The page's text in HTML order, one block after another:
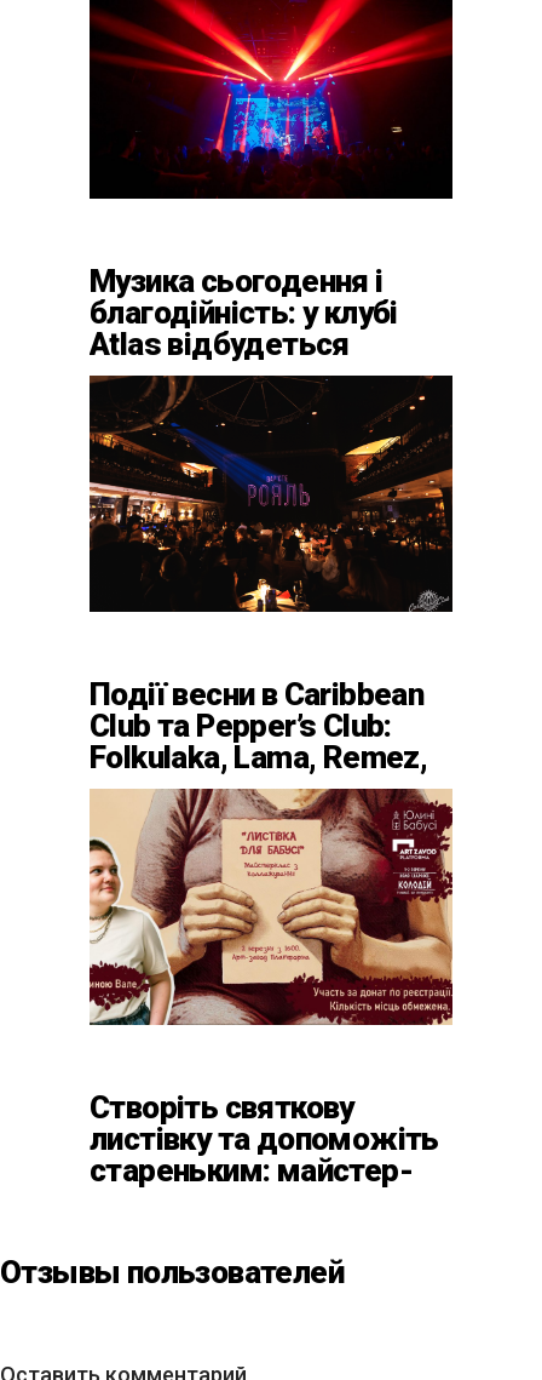
Музика сьогодення і
благодійність: у клубі
Atlas відбудеться
весняний «ГОМІН»
Події весни в Caribbean
Club та Pepper’s Club:
Folkulaka, Lama, Remez,
вар’єте «Рояль» і
триб’ют-шоу
Створіть святкову
листівку та допоможіть
стареньким: майстер-
Платформа»
Отзывы пользователей
Оставить комментарий